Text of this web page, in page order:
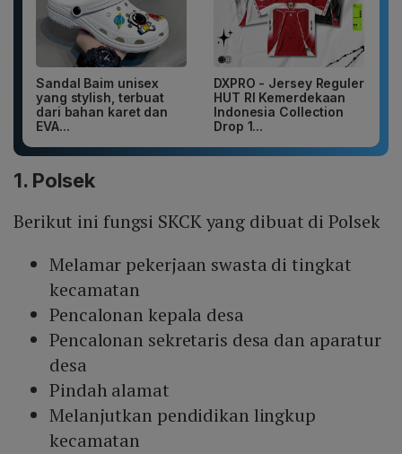
Sandal Baim unisex
yang stylish, terbuat
dari bahan karet dan
EVA...
DXPRO - Jersey Reguler
HUT RI Kemerdekaan
Indonesia Collection
Drop 1...
1. Polsek
Berikut ini fungsi SKCK yang dibuat di Polsek
Melamar pekerjaan swasta di tingkat
kecamatan
Pencalonan kepala desa
Pencalonan sekretaris desa dan aparatur
desa
Pindah alamat
Melanjutkan pendidikan lingkup
kecamatan